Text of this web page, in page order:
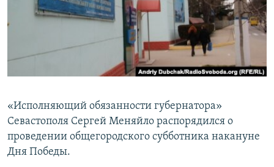
ПРОПАВШИЕ БЕЗ ВЕСТИ
КРЫМ.НЕПОКОРЕННЫЙ
Все сайты RFE/RL
«Исполняющий обязанности губернатора»
Севастополя Сергей Меняйло распорядился о
проведении общегородского субботника накануне
Дня Победы.